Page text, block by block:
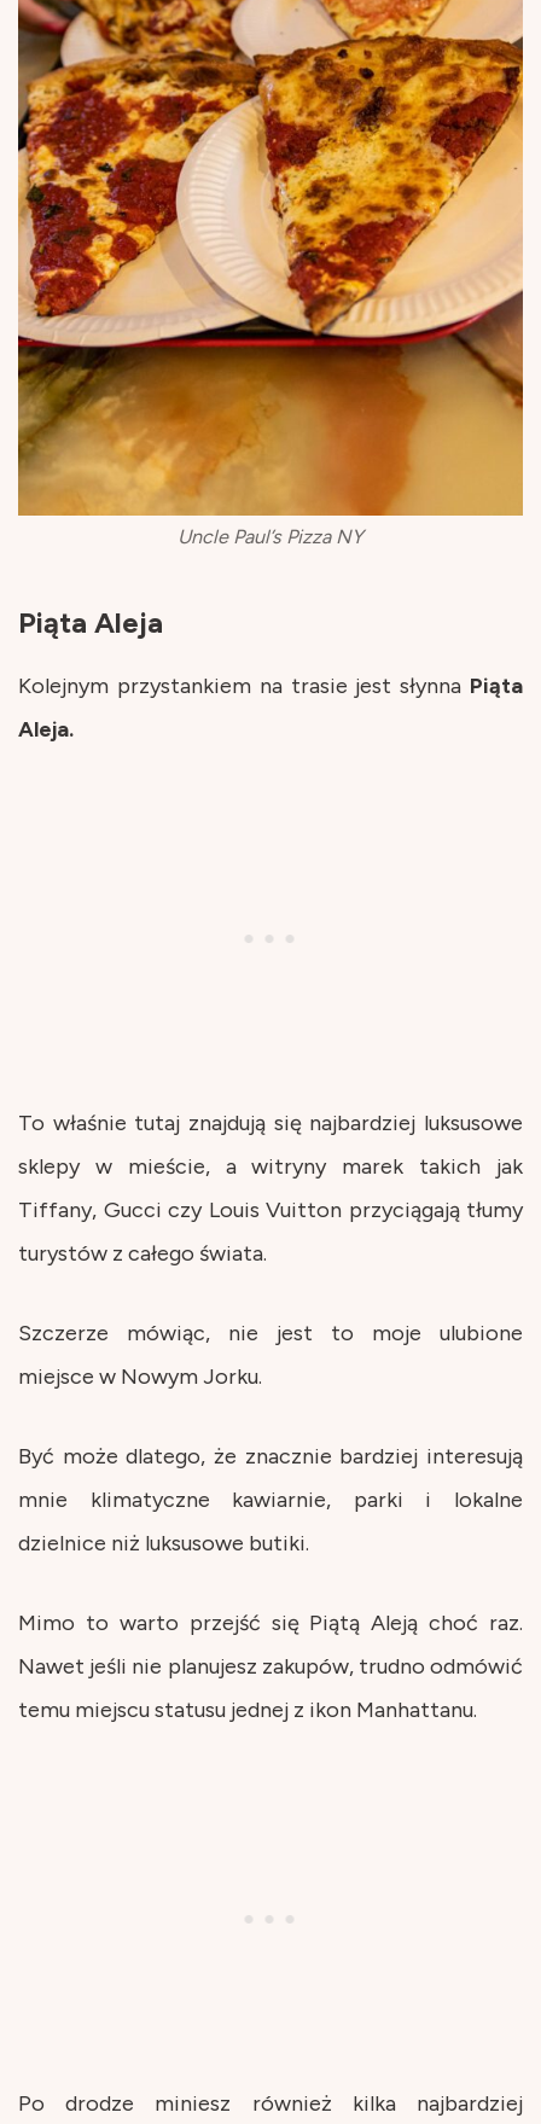
Uncle Paul’s Pizza NY
Piąta Aleja
Kolejnym przystankiem na trasie jest słynna Piąta
Aleja.
To właśnie tutaj znajdują się najbardziej luksusowe
sklepy w mieście, a witryny marek takich jak
Tiffany, Gucci czy Louis Vuitton przyciągają tłumy
turystów z całego świata.
Szczerze mówiąc, nie jest to moje ulubione
miejsce w Nowym Jorku.
Być może dlatego, że znacznie bardziej interesują
mnie klimatyczne kawiarnie, parki i lokalne
dzielnice niż luksusowe butiki.
Mimo to warto przejść się Piątą Aleją choć raz.
Nawet jeśli nie planujesz zakupów, trudno odmówić
temu miejscu statusu jednej z ikon Manhattanu.
Po drodze miniesz również kilka najbardziej